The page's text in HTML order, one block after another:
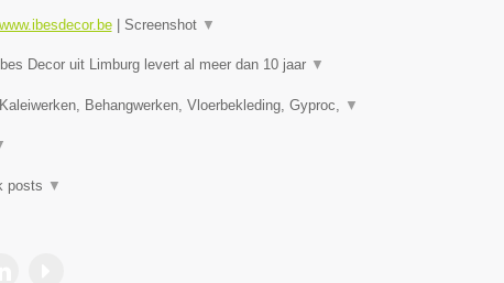
| Screenshot ▼
Decor uit Limburg levert al meer dan 10 jaar ▼
Behangwerken, Vloerbekleding, Gyproc, ▼
posts ▼